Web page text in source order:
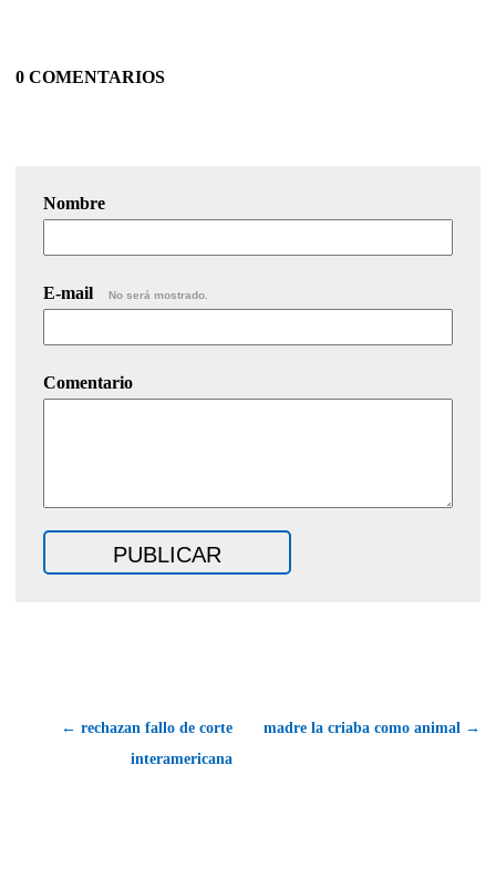
0 COMENTARIOS
Nombre
E-mail No será mostrado.
Comentario
← rechazan fallo de corte
interamericana
madre la criaba como animal →